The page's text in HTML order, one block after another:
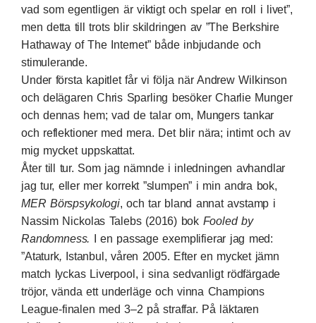
vad som egentligen är viktigt och spelar en roll i livet”,
men detta till trots blir skildringen av ”The Berkshire
Hathaway of The Internet” både inbjudande och
stimulerande.
Under första kapitlet får vi följa när Andrew Wilkinson
och delägaren Chris Sparling besöker Charlie Munger
och dennas hem; vad de talar om, Mungers tankar
och reflektioner med mera. Det blir nära; intimt och av
mig mycket uppskattat.
Åter till tur. Som jag nämnde i inledningen avhandlar
jag tur, eller mer korrekt ”slumpen” i min andra bok,
MER Börspsykologi, och tar bland annat avstamp i
Nassim Nickolas Talebs (2016) bok Fooled by
Randomness. I en passage exemplifierar jag med:
”Ataturk, Istanbul, våren 2005. Efter en mycket jämn
match lyckas Liverpool, i sina sedvanligt rödfärgade
tröjor, vända ett underläge och vinna Champions
League-finalen med 3–2 på straffar. På läktaren